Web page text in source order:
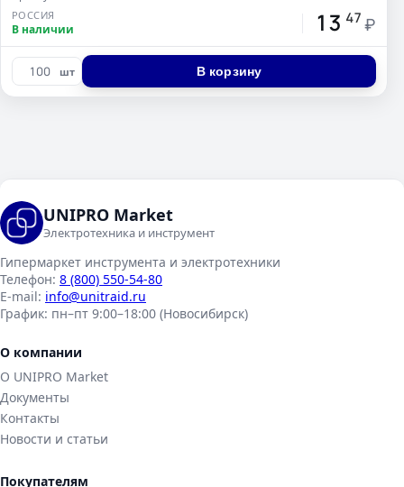
РОССИЯ
В наличии 13 47 ₽
шт В корзину
UNIPRO Market
Электротехника и инструмент
Гипермаркет инструмента и электротехники
Телефон: 8 (800) 550-54-80
E-mail: info@unitraid.ru
График: пн–пт 9:00–18:00 (Новосибирск)
О компании
О UNIPRO Market
Документы
Контакты
Новости и статьи
Покупателям